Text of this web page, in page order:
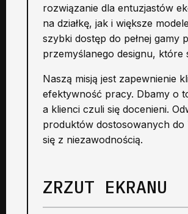
rozwiązanie dla entuzjastów
na działkę, jak i większe
szybki dostęp do pełnej
przemyślanego designu, które
Naszą misją jest zapewnienie
efektywność pracy. Dbamy o
a klienci czuli się docenieni.
produktów dostosowanych do
się z niezawodnością.
ZRZUT EKRANU